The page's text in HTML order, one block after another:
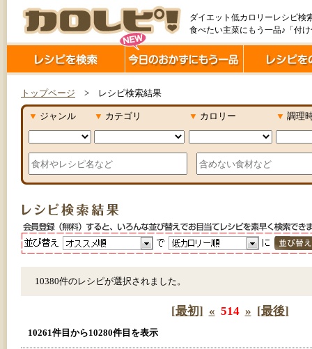
ダイエット低カロリーレシピ検
食べたい主菜にもう一品♪「付
トップページ > レシピ検索結果
▼ ジャンル ▼ カテゴリ ▼ カロリー ▼ 調理
10380件のレシピが選択されました。
[最初] « 514 » [最後]
10261件目から10280件目を表示